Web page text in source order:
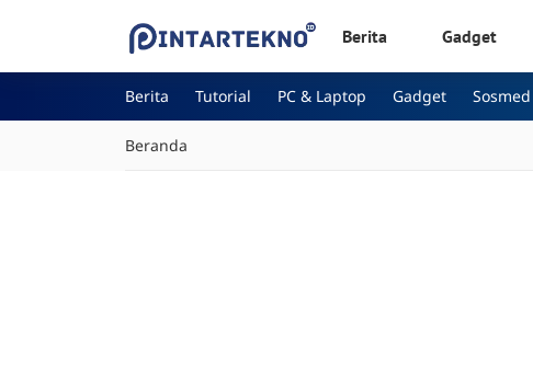
Berita Gadget
Berita Tutorial PC & Laptop Gadget Sosmed
Beranda